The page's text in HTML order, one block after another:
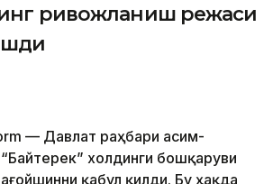
ривожланиш режаси
— Давлат раҳбари Қасим-
холдинги бошқаруви
қабул қилди. Бу ҳақда